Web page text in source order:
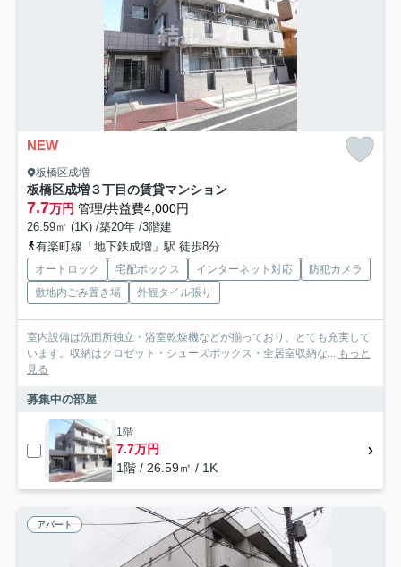
NEW
板橋区成増
板橋区成増３丁目の賃貸マンション
7.7万円 管理/共益費4,000円
26.59㎡ (1K) /築20年 /3階建
有楽町線「地下鉄成増」駅 徒歩8分
オートロック 宅配ボックス インターネット対応
防犯カメラ
敷地内ごみ置き場
外観タイル張り
室内設備は洗面所独立・浴室乾燥機などが揃っており、とても充実して
います。収納はクロゼット・シューズボックス・全居室収納な... もっと
見る
募集中の部屋
1階
7.7万円
1階 / 26.59㎡ / 1K
アパート